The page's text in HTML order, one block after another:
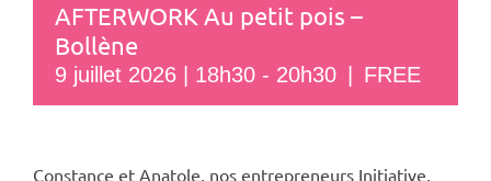
AFTERWORK Au petit pois –
Bollène
9 juillet 2026 | 18h30 - 20h30 FREE
Constance et Anatole, nos entrepreneurs Initiative,